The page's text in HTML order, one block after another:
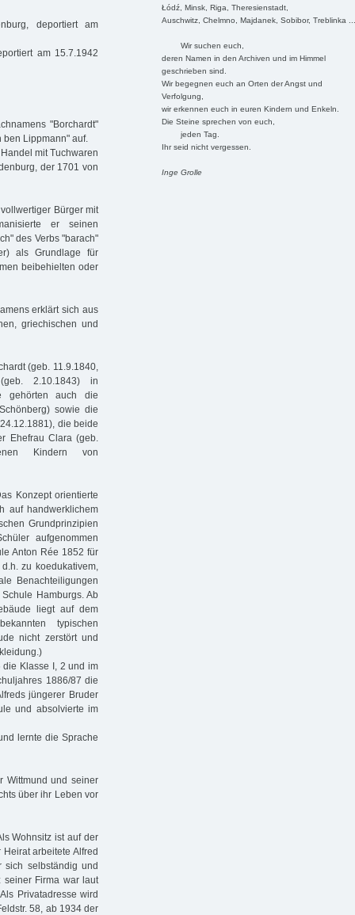
Łódź, Minsk, Riga, Theresienstadt,
Auschwitz, Chelmno, Majdanek, Sobibor, Treblinka
Wir suchen euch,
deren Namen in den Archiven und im Himmel
geschrieben sind.
Wir begegnen euch an Orten der Angst und
Verfolgung,
wir erkennen euch in euren Kindern und Enkeln.
Die Steine sprechen von euch,
jeden Tag.
Ihr seid nicht vergessen.
Inge Grolle
deportiert am
am 15.7.1942
"Borchardt"
Lippmann" auf.
mit Tuchwaren
der 1701 von
Bürger mit
er seinen
des Verbs "barach"
als Grundlage für
beibehielten oder
erklärt sich aus
griechischen und
(geb. 11.9.1840,
2.10.1843) in
gehörten auch die
sowie die
die beide
Ehefrau Clara (geb.
Kindern von
Konzept orientierte
auf handwerklichem
Grundprinzipien
aufgenommen
Anton Rée 1852 für
zu koedukativem,
Benachteiligungen
Hamburgs. Ab
liegt auf dem
typischen
nicht zerstört und
die Klasse I, 2 und im
1886/87 die
jüngerer Bruder
und absolvierte im
lernte die Sprache
Wittmund und seiner
über ihr Leben vor
Wohnsitz ist auf der
arbeitete Alfred
sich selbständig und
seiner Firma war laut
Privatadresse wird
58, ab 1934 der